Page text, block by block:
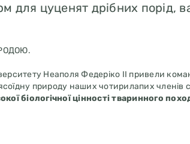
цуценят дрібних порід,
Неаполя Федеріко II привели
природу наших чотирилапих членів
біологічної цінності тваринного